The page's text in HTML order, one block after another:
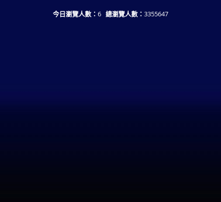
今日瀏覽人數： 6 總瀏覽人數： 3355647